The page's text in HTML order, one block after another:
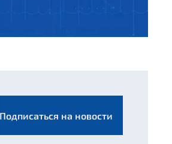
Подписаться на новости